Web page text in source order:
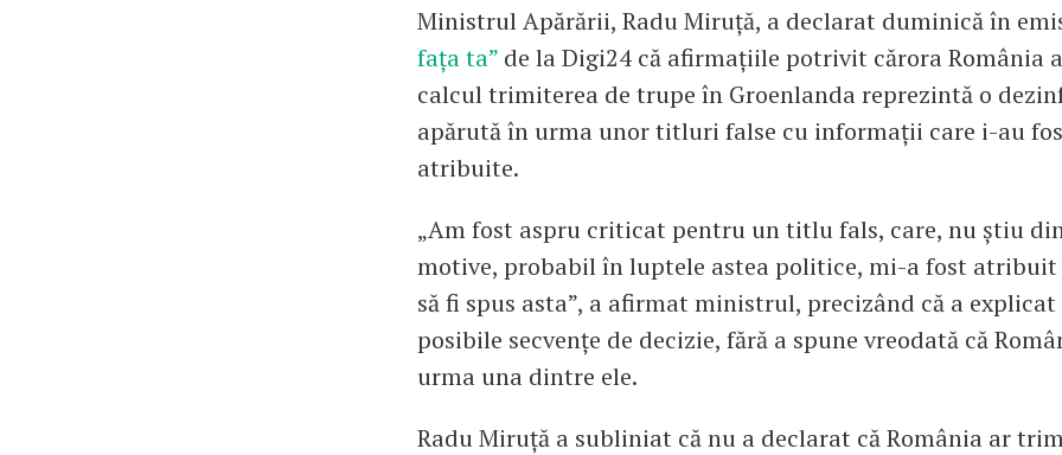
Ministrul Apărării, Radu Miruță, a declarat duminică în
fața ta” de la Digi24 că afirmațiile potrivit cărora România
calcul trimiterea de trupe în Groenlanda reprezintă o
apărută în urma unor titluri false cu informații care i-au
atribuite.
„Am fost aspru criticat pentru un titlu fals, care, nu știu
motive, probabil în luptele astea politice, mi-a fost atribuit
să fi spus asta”, a afirmat ministrul, precizând că a
posibile secvențe de decizie, fără a spune vreodată că
urma una dintre ele.
Radu Miruță a subliniat că nu a declarat că România ar